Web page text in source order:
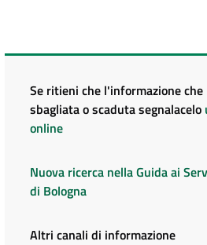
Se ritieni che l'informazione
sbagliata o scaduta segnalacelo
online
Nuova ricerca nella Guida ai
di Bologna
Altri canali di informazione